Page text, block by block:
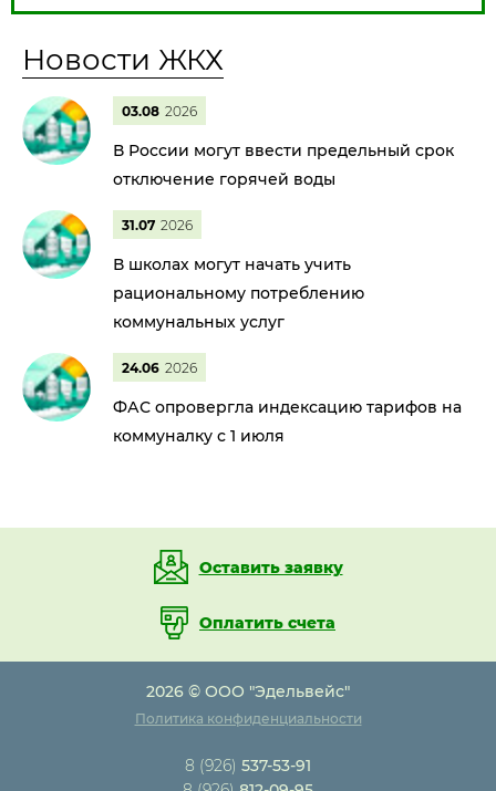
Новости ЖКХ
03.08 2026
В России могут ввести предельный срок
отключение горячей воды
31.07 2026
В школах могут начать учить
рациональному потреблению
коммунальных услуг
24.06 2026
ФАС опровергла индексацию тарифов на
коммуналку с 1 июля
Оставить заявку
Оплатить счета
2026 © ООО "Эдельвейс"
Политика конфиденциальности
8 (926) 537-53-91